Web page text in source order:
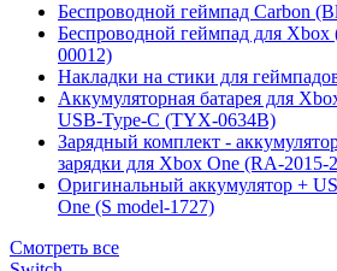
Беспроводной геймпад Carbon
Беспроводной геймпад для
00012)
Накладки на стики для
Аккумуляторная батарея для
USB-Type-C (TYX-0634B)
Зарядный комплект -
зарядки для Xbox One (RA-2015-
Оригинальный аккумулятор +
One (S model-1727)
Смотреть все